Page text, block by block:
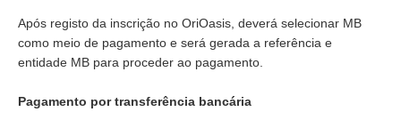
Após registo da inscrição no OriOasis, deverá selecionar MB
como meio de pagamento e será gerada a referência e
entidade MB para proceder ao pagamento.
Pagamento por transferência bancária